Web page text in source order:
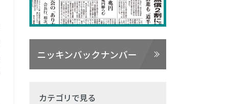
ニッキンバックナンバー
カテゴリで見る